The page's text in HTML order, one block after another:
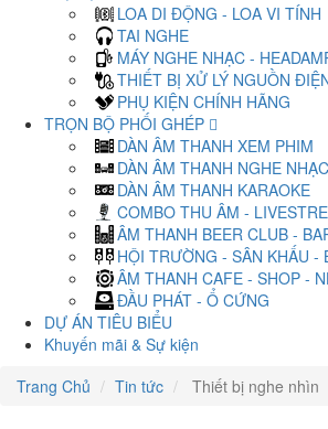
LOA DI ĐỘNG - LOA VI TÍNH
TAI NGHE
MÁY NGHE NHẠC -
THIẾT BỊ XỬ LÝ NGUỒN
PHỤ KIỆN CHÍNH HÃNG
TRỌN BỘ PHỐI GHÉP
DÀN ÂM THANH XEM PHIM
DÀN ÂM THANH NGHE NHẠC
DÀN ÂM THANH KARAOKE
COMBO THU ÂM -
ÂM THANH BEER CLUB -
HỘI TRƯỜNG - SÂN KHẤU -
ÂM THANH CAFE - SHOP -
ĐẦU PHÁT - Ổ CỨNG
DỰ ÁN TIÊU BIỂU
Khuyến mãi & Sự kiện
Trang Chủ
Tin tức Thiết bị nghe nhìn